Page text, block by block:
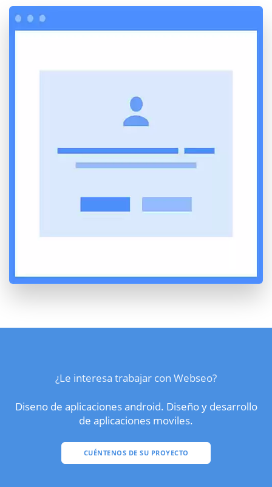
¿Le interesa trabajar con Webseo?
Diseno de aplicaciones android. Diseño y desarrollo
de aplicaciones moviles.
CUÉNTENOS DE SU PROYECTO